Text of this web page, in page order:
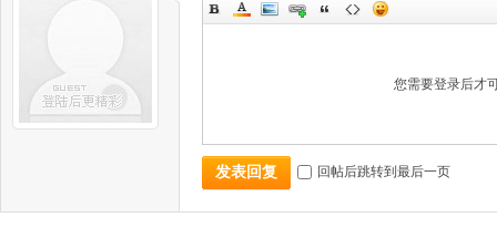
您需要登录后才
发表回复 回帖后跳转到最后一页